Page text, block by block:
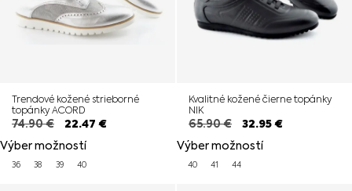
Trendové kožené strieborné
topánky ACORD
74.90€ 22.47 €
Výber možností
36 38 39 40
Kvalitné kožené čierne topánky
NIK
65.90€ 32.95€
Výber možností
40 41 44